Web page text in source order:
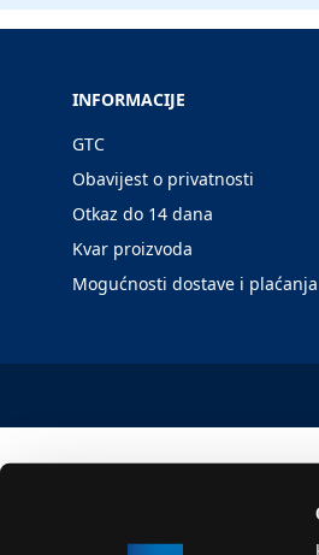
INFORMACIJE
GTC
Obavijest o privatnosti
Otkaz do 14 dana
Kvar proizvoda
Mogućnosti dostave i plaćanja